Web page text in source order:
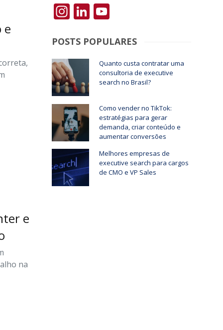
e
e
na
Instagram
LinkedIn
YouTube
POSTS POPULARES
Quanto custa contratar uma
consultoria de executive
search no Brasil?
Como vender no TikTok:
estratégias para gerar
demanda, criar conteúdo e
aumentar conversões
Melhores empresas de
executive search para cargos
de CMO e VP Sales